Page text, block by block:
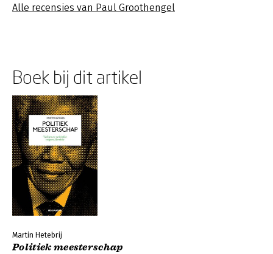
Alle recensies van Paul Groothengel
Boek bij dit artikel
Martin Hetebrij
Politiek meesterschap